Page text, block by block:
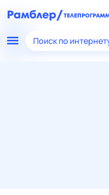
Поиск по